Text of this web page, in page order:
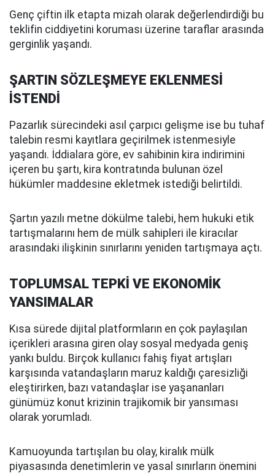
Genç çiftin ilk etapta mizah olarak değerlendirdiği bu
teklifin ciddiyetini koruması üzerine taraflar arasında
gerginlik yaşandı.
ŞARTIN SÖZLEŞMEYE EKLENMESİ
İSTENDİ
Pazarlık sürecindeki asıl çarpıcı gelişme ise bu tuhaf
talebin resmi kayıtlara geçirilmek istenmesiyle
yaşandı. İddialara göre, ev sahibinin kira indirimini
içeren bu şartı, kira kontratında bulunan özel
hükümler maddesine ekletmek istediği belirtildi.
Şartın yazılı metne dökülme talebi, hem hukuki etik
tartışmalarını hem de mülk sahipleri ile kiracılar
arasındaki ilişkinin sınırlarını yeniden tartışmaya açtı.
TOPLUMSAL TEPKİ VE EKONOMİK
YANSIMALAR
Kısa sürede dijital platformların en çok paylaşılan
içerikleri arasına giren olay sosyal medyada geniş
yankı buldu. Birçok kullanıcı fahiş fiyat artışları
karşısında vatandaşların maruz kaldığı çaresizliği
eleştirirken, bazı vatandaşlar ise yaşananları
günümüz konut krizinin trajikomik bir yansıması
olarak yorumladı.
Kamuoyunda tartışılan bu olay, kiralık mülk
piyasasında denetimlerin ve yasal sınırların önemini